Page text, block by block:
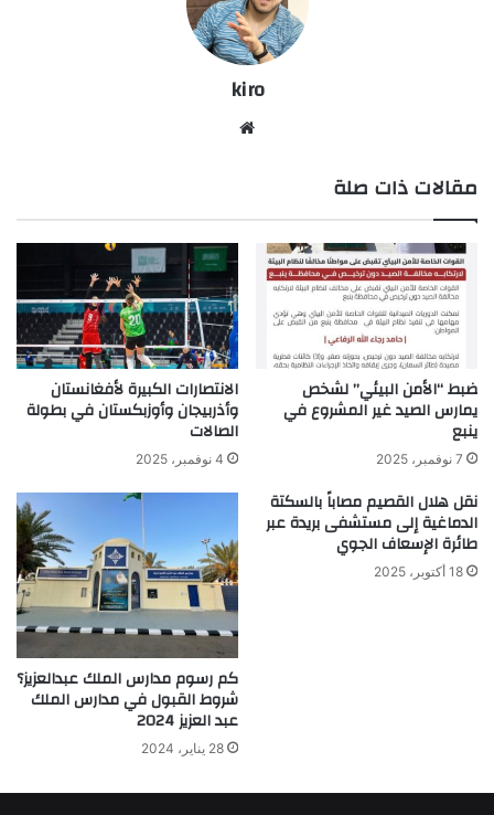
kiro
مقالات ذات صلة
ضبط “الأمن البيئي” لشخص
يمارس الصيد غير المشروع في
ينبع
7 نوفمبر، 2025
الانتصارات الكبيرة لأفغانستان
وأذربيجان وأوزبكستان في بطولة
الصالات
4 نوفمبر، 2025
نقل هلال القصيم مصاباً بالسكتة
الدماغية إلى مستشفى بريدة عبر
طائرة الإسعاف الجوي
18 أكتوبر، 2025
كم رسوم مدارس الملك عبدالعزيز؟
شروط القبول في مدارس الملك
عبد العزيز 2024
28 يناير، 2024